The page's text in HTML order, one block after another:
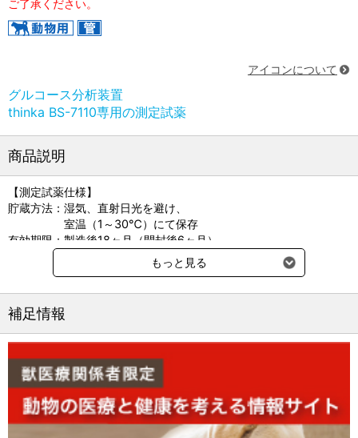
ご了承ください。
アイコンについて
グルコース分析装置
thinka BS-7110専用の測定試薬
商品説明
【測定試薬仕様】
貯蔵方法：湿気、直射日光を避け、
室温（1～30℃）にて保存
有効期限：製造後18ヶ月（開封後6ヶ月）
包装内容：50枚（1箱中）
●クラス分類：管理医療機器
もっと見る
補足情報